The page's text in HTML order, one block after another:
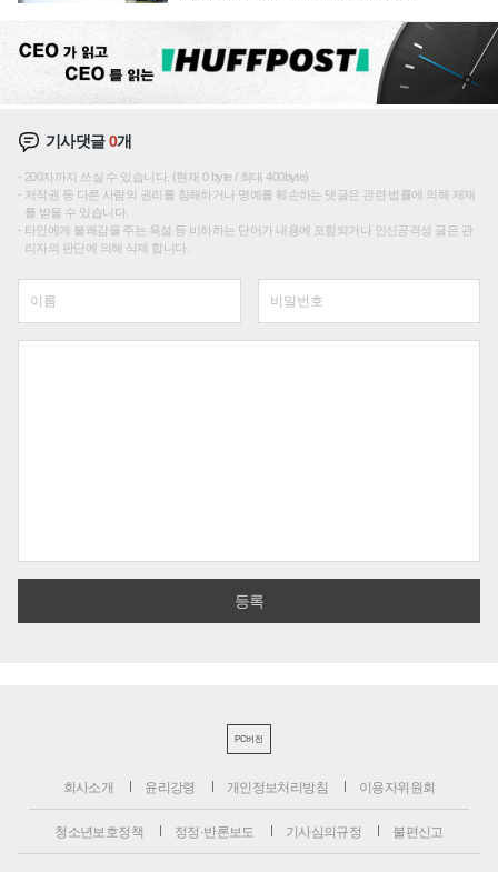
기사댓글0개
200자까지 쓰실 수 있습니다. (현재 0 byte / 최대 400byte)
저작권 등 다른 사람의 권리를 침해하거나 명예를 훼손하는 댓글은 관련 법률에 의해 제재
를 받을 수 있습니다.
타인에게 불쾌감을 주는 욕설 등 비하하는 단어가 내용에 포함되거나 인신공격성 글은 관
리자의 판단에 의해 삭제 합니다.
PC버전
회사소개 윤리강령 개인정보처리방침 이용자위원회
청소년보호정책 정정·반론보도 기사심의규정 불편신고